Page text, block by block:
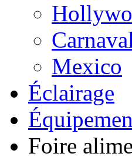
Mexico
Éclairage
Foire